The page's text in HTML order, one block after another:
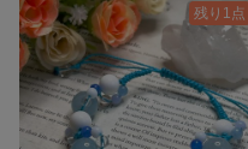
残り1点